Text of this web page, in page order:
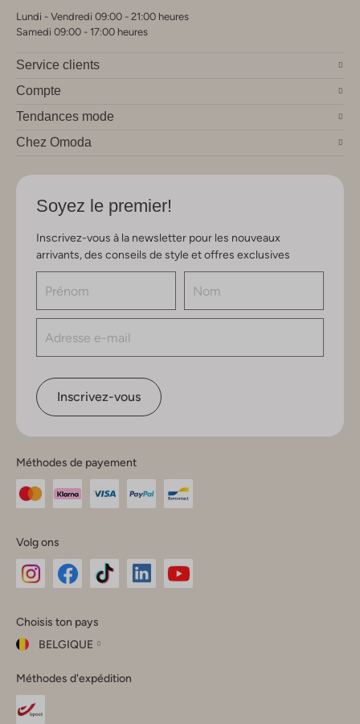
Lundi - Vendredi 09:00 - 21:00 heures
Samedi 09:00 - 17:00 heures
Service clients
Compte
Tendances mode
Chez Omoda
Soyez le premier!
Inscrivez-vous à la newsletter pour les nouveaux
arrivants, des conseils de style et offres exclusives
Inscrivez-vous
Méthodes de payement
Volg ons
Instagram
Facebook
TikTok
Choisis ton pays
BELGIQUE
ton
pays
Fermer
Méthodes d'expédition